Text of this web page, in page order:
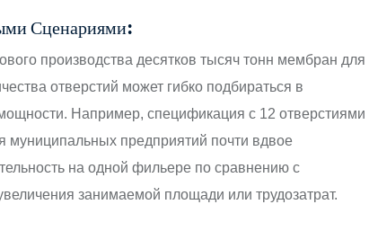
Сценариями:
производства десятков тысяч тонн мембран для
отверстий может гибко подбираться в
Например, спецификация с 12 отверстиями
предприятий почти вдвое
на одной фильере по сравнению с
занимаемой площади или трудозатрат.